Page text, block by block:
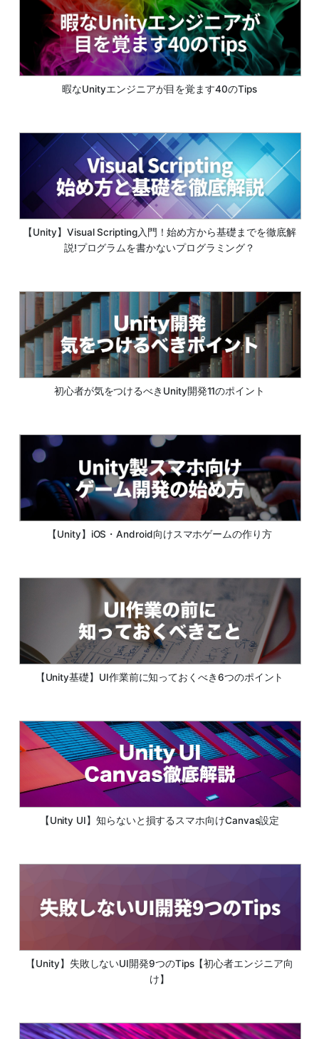
暇なUnityエンジニアが目を覚ます40のTips
【Unity】Visual Scripting入門！始め方から基礎までを徹底解
説!プログラムを書かないプログラミング？
初心者が気をつけるべきUnity開発11のポイント
【Unity】iOS・Android向けスマホゲームの作り方
【Unity基礎】UI作業前に知っておくべき6つのポイント
【Unity UI】知らないと損するスマホ向けCanvas設定
【Unity】失敗しないUI開発9つのTips【初心者エンジニア向
け】